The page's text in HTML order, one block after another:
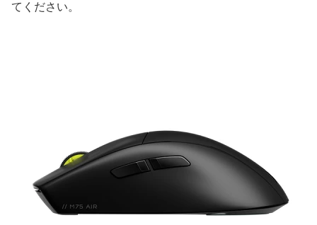
てください。